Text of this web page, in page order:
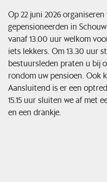
Mijn situatie verandert
Ik ontvang pensioen
Ik bouw pensioen op
Op 22 juni 2026
gepensioneerden in
vanaf 13.00 uur welkom
iets lekkers. Om 13.30 uur
bestuursleden praten u bij
rondom uw pensioen. Ook
Aansluitend is er een
15.15 uur sluiten we af met
en een drankje.